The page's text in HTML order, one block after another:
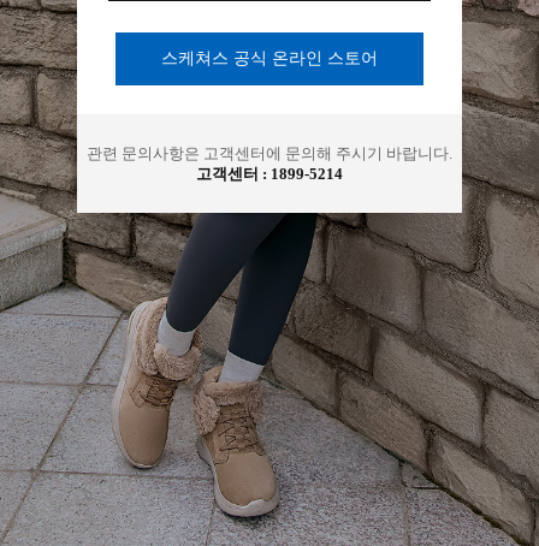
스케쳐스 공식 온라인 스토어
관련 문의사항은 고객센터에 문의해 주시기 바랍니다.
고객센터 : 1899-5214